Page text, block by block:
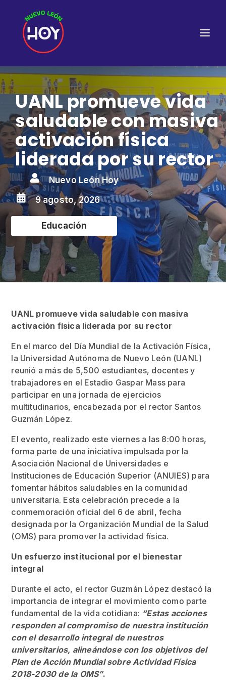
UANL promueve vida
saludable con masiva
activación física
liderada por su rector
 Nuevo León Hoy
 9 agosto, 2026
Educación
UANL promueve vida saludable con masiva
activación física liderada por su rector
En el marco del Día Mundial de la Activación Física,
la Universidad Autónoma de Nuevo León (UANL)
reunió a más de 5,500 estudiantes, docentes y
trabajadores en el Estadio Gaspar Mass para
participar en una jornada de ejercicios
multitudinarios, encabezada por el rector Santos
Guzmán López.
El evento, realizado este viernes a las 8:00 horas,
forma parte de una iniciativa impulsada por la
Asociación Nacional de Universidades e
Instituciones de Educación Superior (ANUIES) para
fomentar hábitos saludables en la comunidad
universitaria. Esta celebración precede a la
conmemoración oficial del 6 de abril, fecha
designada por la Organización Mundial de la Salud
(OMS) para promover la actividad física.
Un esfuerzo institucional por el bienestar
integral
Durante el acto, el rector Guzmán López destacó la
importancia de integrar el movimiento como parte
fundamental de la vida cotidiana: “Estas acciones
responden al compromiso de nuestra institución
con el desarrollo integral de nuestros
universitarios, alineándose con los objetivos del
Plan de Acción Mundial sobre Actividad Física
2018-2030 de la OMS”.